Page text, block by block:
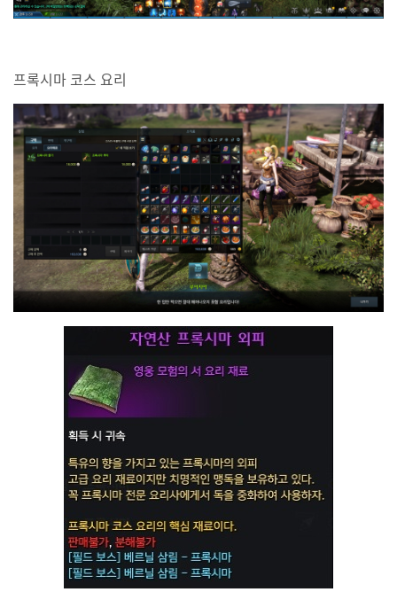
프록시마 코스 요리